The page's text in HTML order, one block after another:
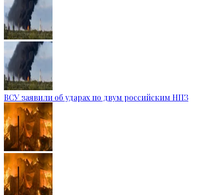
ВСУ заявили об ударах по двум российским НПЗ